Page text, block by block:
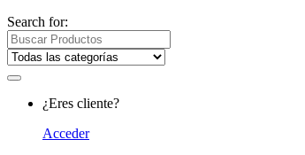
Search for:
¿Eres cliente?
Acceder